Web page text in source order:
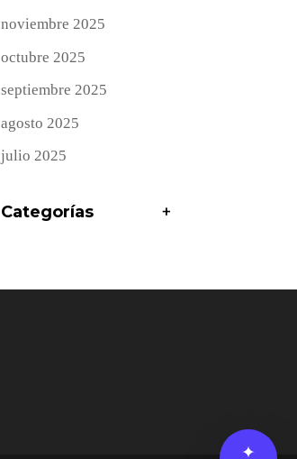
noviembre 2025
octubre 2025
septiembre 2025
agosto 2025
julio 2025
Categorías +
✦